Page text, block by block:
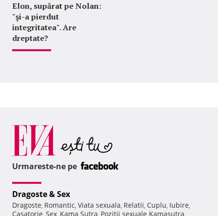
Elon, supărat pe Nolan:
"şi-a pierdut
integritatea". Are
dreptate?
Urmareste-ne pe
Dragoste & Sex
Dragoste, Romantic, Viata sexuala, Relatii, Cuplu, Iubire,
Casatorie, Sex, Kama Sutra, Pozitii sexuale Kamasutra,